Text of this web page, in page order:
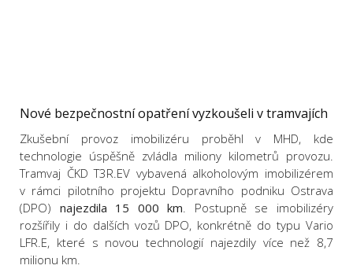
Nové bezpečnostní opatření vyzkoušeli v tramvajích
Zkušební provoz imobilizéru proběhl v MHD, kde
technologie úspěšně zvládla miliony kilometrů provozu.
Tramvaj ČKD T3R.EV vybavená alkoholovým imobilizérem
v rámci pilotního projektu Dopravního podniku Ostrava
(DPO) najezdila 15 000 km. Postupně se imobilizéry
rozšířily i do dalších vozů DPO, konkrétně do typu Vario
LFR.E, které s novou technologií najezdily více než 8,7
milionu km.